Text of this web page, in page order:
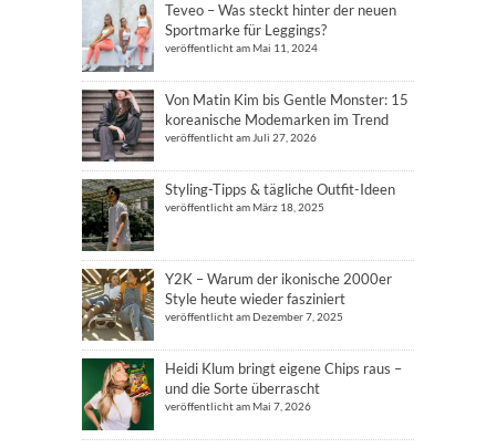
Teveo – Was steckt hinter der neuen
Sportmarke für Leggings?
veröffentlicht am Mai 11, 2024
Von Matin Kim bis Gentle Monster: 15
koreanische Modemarken im Trend
veröffentlicht am Juli 27, 2026
Styling-Tipps & tägliche Outfit-Ideen
veröffentlicht am März 18, 2025
Y2K – Warum der ikonische 2000er
Style heute wieder fasziniert
veröffentlicht am Dezember 7, 2025
Heidi Klum bringt eigene Chips raus –
und die Sorte überrascht
veröffentlicht am Mai 7, 2026